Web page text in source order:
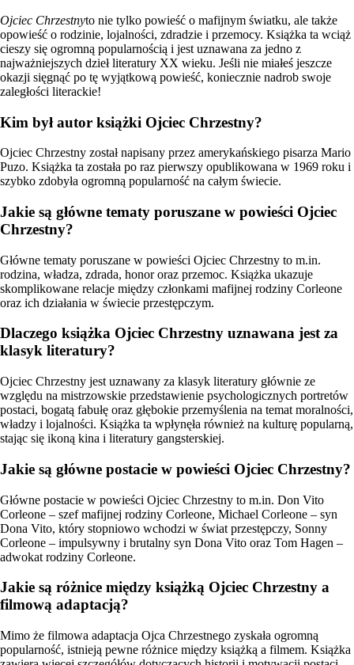
Ojciec Chrzestnyto nie tylko powieść o mafijnym światku, ale także
opowieść o rodzinie, lojalności, zdradzie i przemocy. Książka ta wciąż
cieszy się ogromną popularnością i jest uznawana za jedno z
najważniejszych dzieł literatury XX wieku. Jeśli nie miałeś jeszcze
okazji sięgnąć po tę wyjątkową powieść, koniecznie nadrob swoje
zaległości literackie!
Kim był autor książki Ojciec Chrzestny?
Ojciec Chrzestny został napisany przez amerykańskiego pisarza Mario
Puzo. Książka ta została po raz pierwszy opublikowana w 1969 roku i
szybko zdobyła ogromną popularność na całym świecie.
Jakie są główne tematy poruszane w powieści Ojciec
Chrzestny?
Główne tematy poruszane w powieści Ojciec Chrzestny to m.in.
rodzina, władza, zdrada, honor oraz przemoc. Książka ukazuje
skomplikowane relacje między członkami mafijnej rodziny Corleone
oraz ich działania w świecie przestępczym.
Dlaczego książka Ojciec Chrzestny uznawana jest za
klasyk literatury?
Ojciec Chrzestny jest uznawany za klasyk literatury głównie ze
względu na mistrzowskie przedstawienie psychologicznych portretów
postaci, bogatą fabułę oraz głębokie przemyślenia na temat moralności,
władzy i lojalności. Książka ta wpłynęła również na kulturę popularną,
stając się ikoną kina i literatury gangsterskiej.
Jakie są główne postacie w powieści Ojciec Chrzestny?
Główne postacie w powieści Ojciec Chrzestny to m.in. Don Vito
Corleone – szef mafijnej rodziny Corleone, Michael Corleone – syn
Dona Vito, który stopniowo wchodzi w świat przestępczy, Sonny
Corleone – impulsywny i brutalny syn Dona Vito oraz Tom Hagen –
adwokat rodziny Corleone.
Jakie są różnice między książką Ojciec Chrzestny a
filmową adaptacją?
Mimo że filmowa adaptacja Ojca Chrzestnego zyskała ogromną
popularność, istnieją pewne różnice między książką a filmem. Książka